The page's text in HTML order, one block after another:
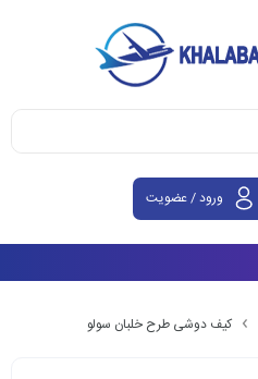
ورود / عضویت
کیف دوشی طرح خلبان سولو